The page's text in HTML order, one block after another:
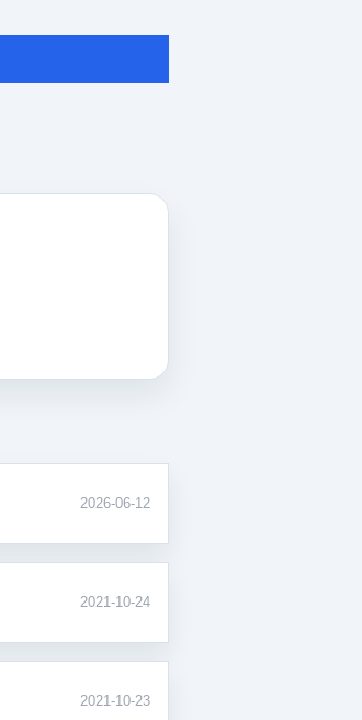
2026-06-12
2021-10-24
2021-10-23